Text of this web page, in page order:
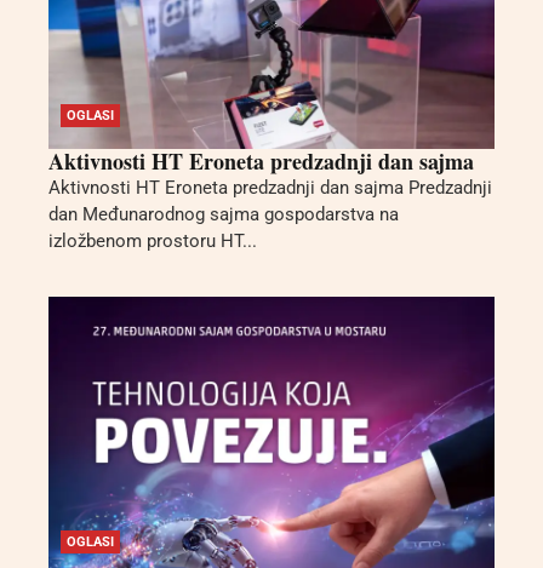
OGLASI
Aktivnosti HT Eroneta predzadnji dan sajma
Aktivnosti HT Eroneta predzadnji dan sajma Predzadnji
dan Međunarodnog sajma gospodarstva na
izložbenom prostoru HT...
OGLASI